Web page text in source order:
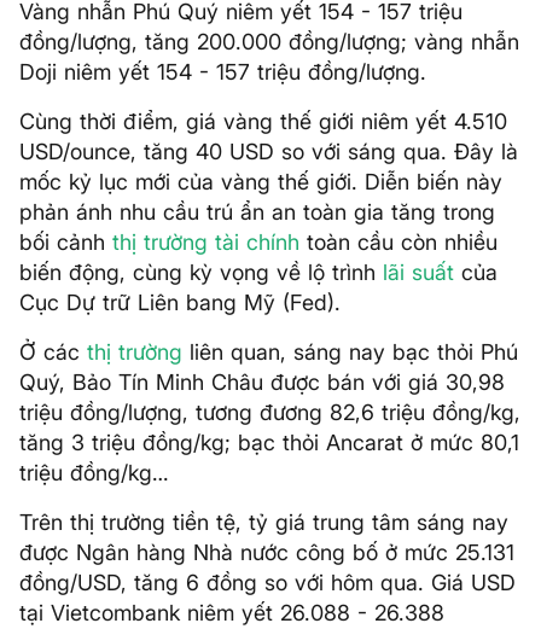
Vàng nhẫn Phú Quý niêm yết 154 - 157 triệu
đồng/lượng, tăng 200.000 đồng/lượng; vàng nhẫn
Doji niêm yết 154 - 157 triệu đồng/lượng.
Cùng thời điểm, giá vàng thế giới niêm yết 4.510
USD/ounce, tăng 40 USD so với sáng qua. Đây là
mốc kỷ lục mới của vàng thế giới. Diễn biến này
phản ánh nhu cầu trú ẩn an toàn gia tăng trong
bối cảnh thị trường tài chính toàn cầu còn nhiều
biến động, cùng kỳ vọng về lộ trình lãi suất của
Cục Dự trữ Liên bang Mỹ (Fed).
Ở các thị trường liên quan, sáng nay bạc thỏi Phú
Quý, Bảo Tín Minh Châu được bán với giá 30,98
triệu đồng/lượng, tương đương 82,6 triệu đồng/kg,
tăng 3 triệu đồng/kg; bạc thỏi Ancarat ở mức 80,1
triệu đồng/kg…
Trên thị trường tiền tệ, tỷ giá trung tâm sáng nay
được Ngân hàng Nhà nước công bố ở mức 25.131
đồng/USD, tăng 6 đồng so với hôm qua. Giá USD
tại Vietcombank niêm yết 26.088 - 26.388